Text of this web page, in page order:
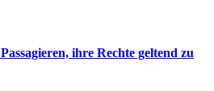
ihre Rechte geltend zu